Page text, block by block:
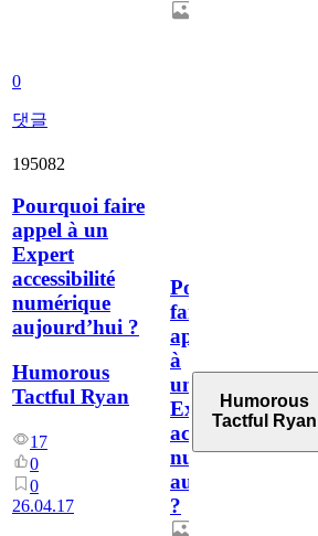
0
댓글
195082
Pourquoi faire
appel à un
Expert
accessibilité
numérique
aujourd’hui ?
Humorous
Tactful Ryan
17
0
0
26.04.17
Pourquoi
faire
appel
à
un
Expert
accessibilité
numérique
aujourd’hui
?
Humorous
Tactful Ryan